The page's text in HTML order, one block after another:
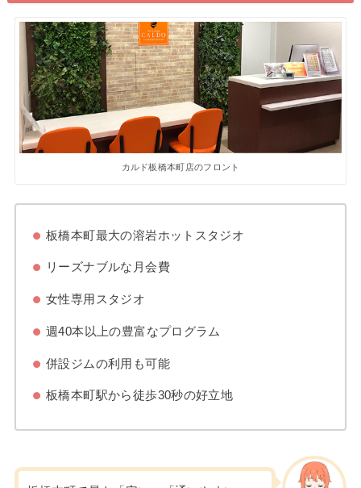
カルド板橋本町店のフロント
板橋本町最大の溶岩ホットスタジオ
リーズナブルな月会費
女性専用スタジオ
週40本以上の豊富なプログラム
併設ジムの利用も可能
板橋本町駅から徒歩30秒の好立地